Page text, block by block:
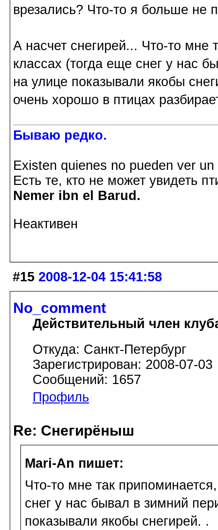
врезались? Что-то я больше не
А насчет снегирей... Что-то мне
классах (тогда еще снег у нас
на улице показывали якобы
очень хорошо в птицах
Бываю редко.
Existen quienes no pueden ver
Есть те, кто не может увидеть
Nemer ibn el Barud.
Неактивен
#15 2008-12-04 15:41:58
No_comment
Действительный член
Откуда: Санкт-Петербург
Зарегистрирован: 2008-07-03
Сообщений: 1657
Профиль
Re: Снегирёныш
Mari-An пишет:
Что-то мне так
снег у нас бывал в зимний
показывали якобы снегирей. .